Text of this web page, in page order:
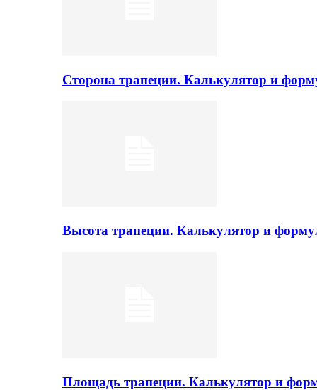
Сторона трапеции. Калькулятор и
Высота трапеции. Калькулятор и
Площадь трапеции. Калькулятор и